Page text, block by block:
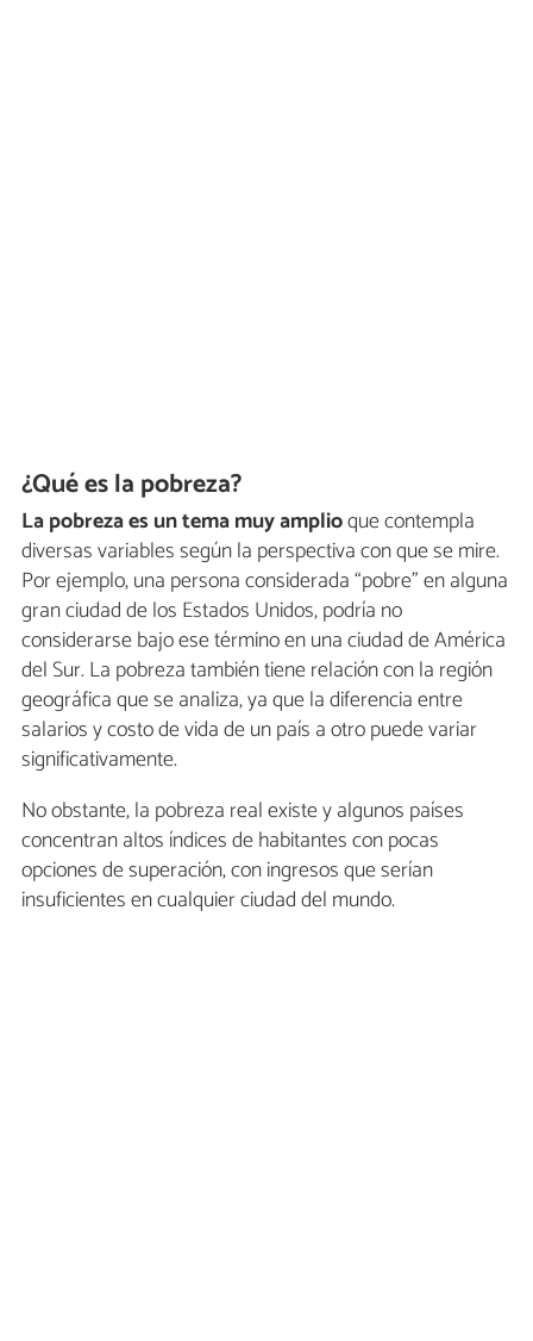
¿Qué es la pobreza?
La pobreza es un tema muy amplioque contempla
diversas variables según la perspectiva con que se mire.
Por ejemplo, una persona considerada “pobre” en alguna
gran ciudad de los Estados Unidos, podría no
considerarse bajo ese término en una ciudad de América
del Sur. La pobreza también tiene relación con la región
geográfica que se analiza, ya que la diferencia entre
salarios y costo de vida de un país a otro puede variar
significativamente.
No obstante, la pobreza real existe y algunos países
concentran altos índices de habitantes con pocas
opciones de superación, con ingresos que serían
insuficientes en cualquier ciudad del mundo.